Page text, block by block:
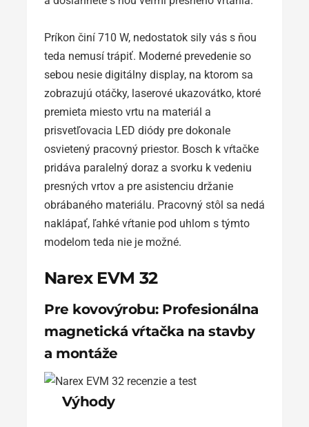
Príkon činí 710 W, nedostatok sily vás s ňou
teda nemusí trápiť. Moderné prevedenie so
sebou nesie digitálny display, na ktorom sa
zobrazujú otáčky, laserové ukazovátko, ktoré
premieta miesto vrtu na materiál a
prisvetľovacia LED diódy pre dokonale
osvietený pracovný priestor. Bosch k vŕtačke
pridáva paralelný doraz a svorku k vedeniu
presných vrtov a pre asistenciu držanie
obrábaného materiálu. Pracovný stôl sa nedá
naklápať, ľahké vŕtanie pod uhlom s týmto
modelom teda nie je možné.
Narex EVM 32
Pre kovovýrobu: Profesionálna
magnetická vŕtačka na stavby
a montáže
Výhody